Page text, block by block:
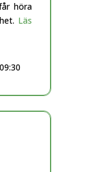
höra
Läs
09:30